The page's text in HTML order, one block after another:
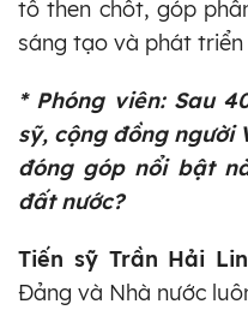
tố then chốt, góp
sáng tạo và phát triển
* Phóng viên: Sau
sỹ, cộng đồng người
đóng góp nổi bật
đất nước?
Tiến sỹ Trần Hải
Đảng và Nhà nước